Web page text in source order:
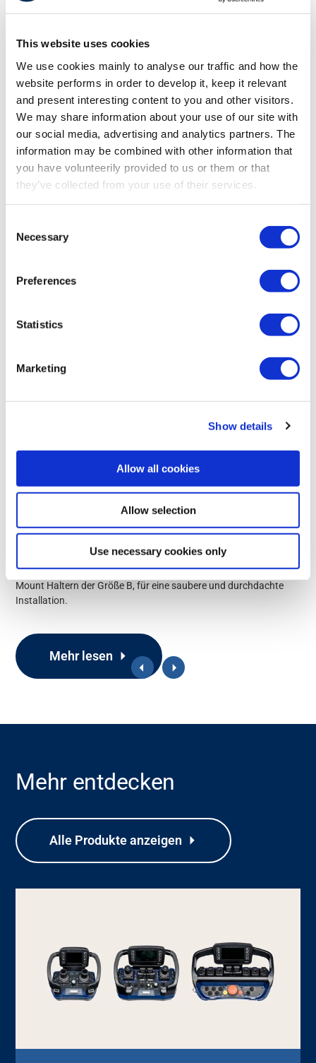
This website uses cookies
We use cookies mainly to analyse our traffic and how the
website performs in order to develop it, keep it relevant
and present interesting content to you and other visitors.
We may share information about your use of our site with
our social media, advertising and analytics partners. The
information may be combined with other information that
you have volunteerily provided to us or them or that
they’ve collected from your use of their services.
Selection
Necessary
Preferences
Statistics
Marketing
Show details
Allow all cookies
Allow selection
Use necessary cookies only
Chemie sorgt für eine zuverlässige Stromversorgung, schnelleres
Mehr lesen
ZUBEHÖR
Weiteres Zubehör
Verschiedene Zubehörteile zur Aufwertung Ihrer
Ladegerät Rocket
Dieses vielseitige Ladegerät dient gleichzeitig als stabile
Halterung für Ihren Rocket Handsender, sodass Sie Ihre
aufbewahren können. Die Befestigung erfolgt unkompliziert per
1/4″ UNC Schraube und ist vollständig kompatibel mit RAM
Mount Haltern der Größe B, für eine saubere und durchdachte
Installation.
Mehr lesen
Mehr entdecken
Alle Produkte anzeigen